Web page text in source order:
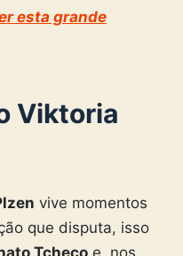
esta grande
Viktoria
vive momentos
que disputa, isso
Tchecoe, nos